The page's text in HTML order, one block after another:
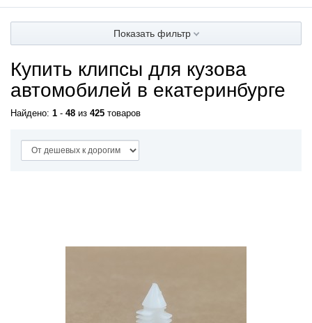
Показать фильтр
Купить клипсы для кузова
автомобилей в екатеринбурге
Найдено: 1 - 48 из 425 товаров